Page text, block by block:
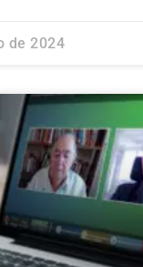
de 2024